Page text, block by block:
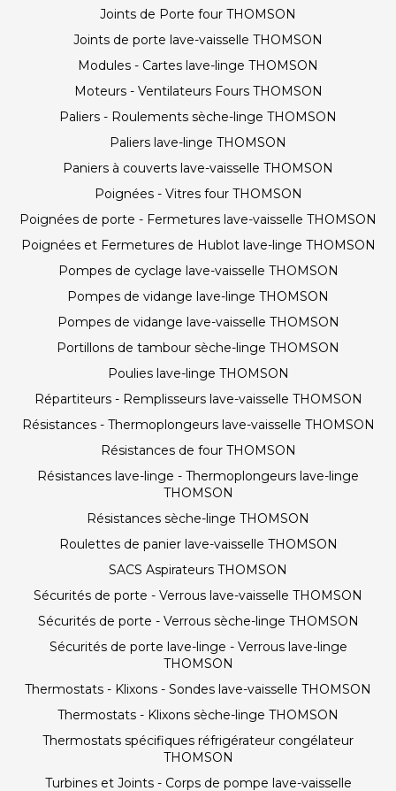
Joints de Porte four THOMSON
Joints de porte lave-vaisselle THOMSON
Modules - Cartes lave-linge THOMSON
Moteurs - Ventilateurs Fours THOMSON
Paliers - Roulements sèche-linge THOMSON
Paliers lave-linge THOMSON
Paniers à couverts lave-vaisselle THOMSON
Poignées - Vitres four THOMSON
Poignées de porte - Fermetures lave-vaisselle THOMSON
Poignées et Fermetures de Hublot lave-linge THOMSON
Pompes de cyclage lave-vaisselle THOMSON
Pompes de vidange lave-linge THOMSON
Pompes de vidange lave-vaisselle THOMSON
Portillons de tambour sèche-linge THOMSON
Poulies lave-linge THOMSON
Répartiteurs - Remplisseurs lave-vaisselle THOMSON
Résistances - Thermoplongeurs lave-vaisselle THOMSON
Résistances de four THOMSON
Résistances lave-linge - Thermoplongeurs lave-linge
THOMSON
Résistances sèche-linge THOMSON
Roulettes de panier lave-vaisselle THOMSON
SACS Aspirateurs THOMSON
Sécurités de porte - Verrous lave-vaisselle THOMSON
Sécurités de porte - Verrous sèche-linge THOMSON
Sécurités de porte lave-linge - Verrous lave-linge
THOMSON
Thermostats - Klixons - Sondes lave-vaisselle THOMSON
Thermostats - Klixons sèche-linge THOMSON
Thermostats spécifiques réfrigérateur congélateur
THOMSON
Turbines et Joints - Corps de pompe lave-vaisselle